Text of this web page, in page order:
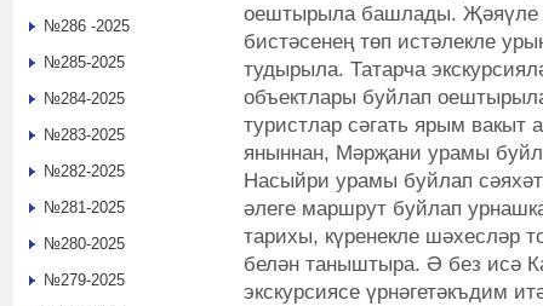
оештырыла башлады. Җәяүле
бистәсенең төп истәлекле
тудырыла. Татарча
объектлары буйлап
туристлар сәгать ярым вакыт
яныннан, Мәрҗани урамы
Насыйри урамы буйлап
әлеге маршрут буйлап
тарихы, күренекле шәхесләр
белән таныштыра. Ә без исә
экскурсиясе үрнәгетәкъдим
№286 -2025
№285-2025
№284-2025
№283-2025
№282-2025
№281-2025
№280-2025
№279-2025